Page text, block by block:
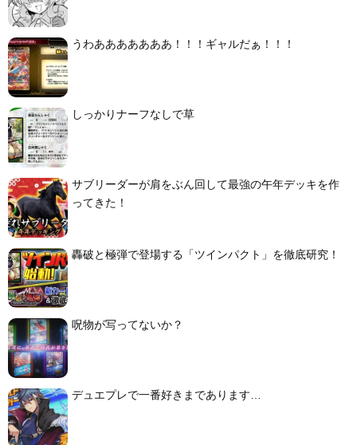
うわあああああああ！！！ギャルだぁ！！！
しっかりナーフなしで草
サブリーダーが肩をぶん回して最強の午年デッキを作
ってきた！
轟破と極弾で登場する「ツインパクト」を徹底研究！
呪物が写ってないか？
デュエプレで一番好きまであります…